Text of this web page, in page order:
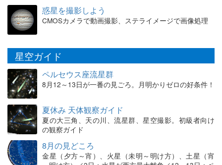
惑星を撮影しよう
CMOSカメラで動画撮影、ステライメージで画像処理
星空ガイド
ペルセウス座流星群
8月12～13日が一番の見ごろ。月明かりゼロの好条件！
夏休み 天体観察ガイド
夏の大三角、天の川、流星群、星空撮影。初級者向け
の観察ガイド
8月の見どころ
金星（夕方～宵）、火星（未明～明け方）、土星（宵